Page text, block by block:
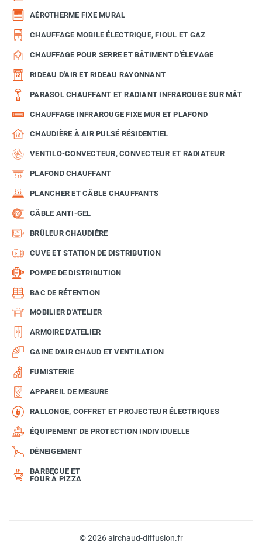
AÉROTHERME FIXE MURAL
CHAUFFAGE MOBILE ÉLECTRIQUE, FIOUL ET GAZ
CHAUFFAGE POUR SERRE ET BÂTIMENT D'ÉLEVAGE
RIDEAU D'AIR ET RIDEAU RAYONNANT
PARASOL CHAUFFANT ET RADIANT INFRAROUGE SUR MÂT
CHAUFFAGE INFRAROUGE FIXE MUR ET PLAFOND
CHAUDIÈRE À AIR PULSÉ RÉSIDENTIEL
VENTILO-CONVECTEUR, CONVECTEUR ET RADIATEUR
PLAFOND CHAUFFANT
PLANCHER ET CÂBLE CHAUFFANTS
CÂBLE ANTI-GEL
BRÛLEUR CHAUDIÈRE
CUVE ET STATION DE DISTRIBUTION
POMPE DE DISTRIBUTION
BAC DE RÉTENTION
MOBILIER D'ATELIER
ARMOIRE D'ATELIER
GAINE D'AIR CHAUD ET VENTILATION
FUMISTERIE
APPAREIL DE MESURE
RALLONGE, COFFRET ET PROJECTEUR ÉLECTRIQUES
ÉQUIPEMENT DE PROTECTION INDIVIDUELLE
DÉNEIGEMENT
BARBECUE ET
FOUR À PIZZA
© 2026 airchaud-diffusion.fr